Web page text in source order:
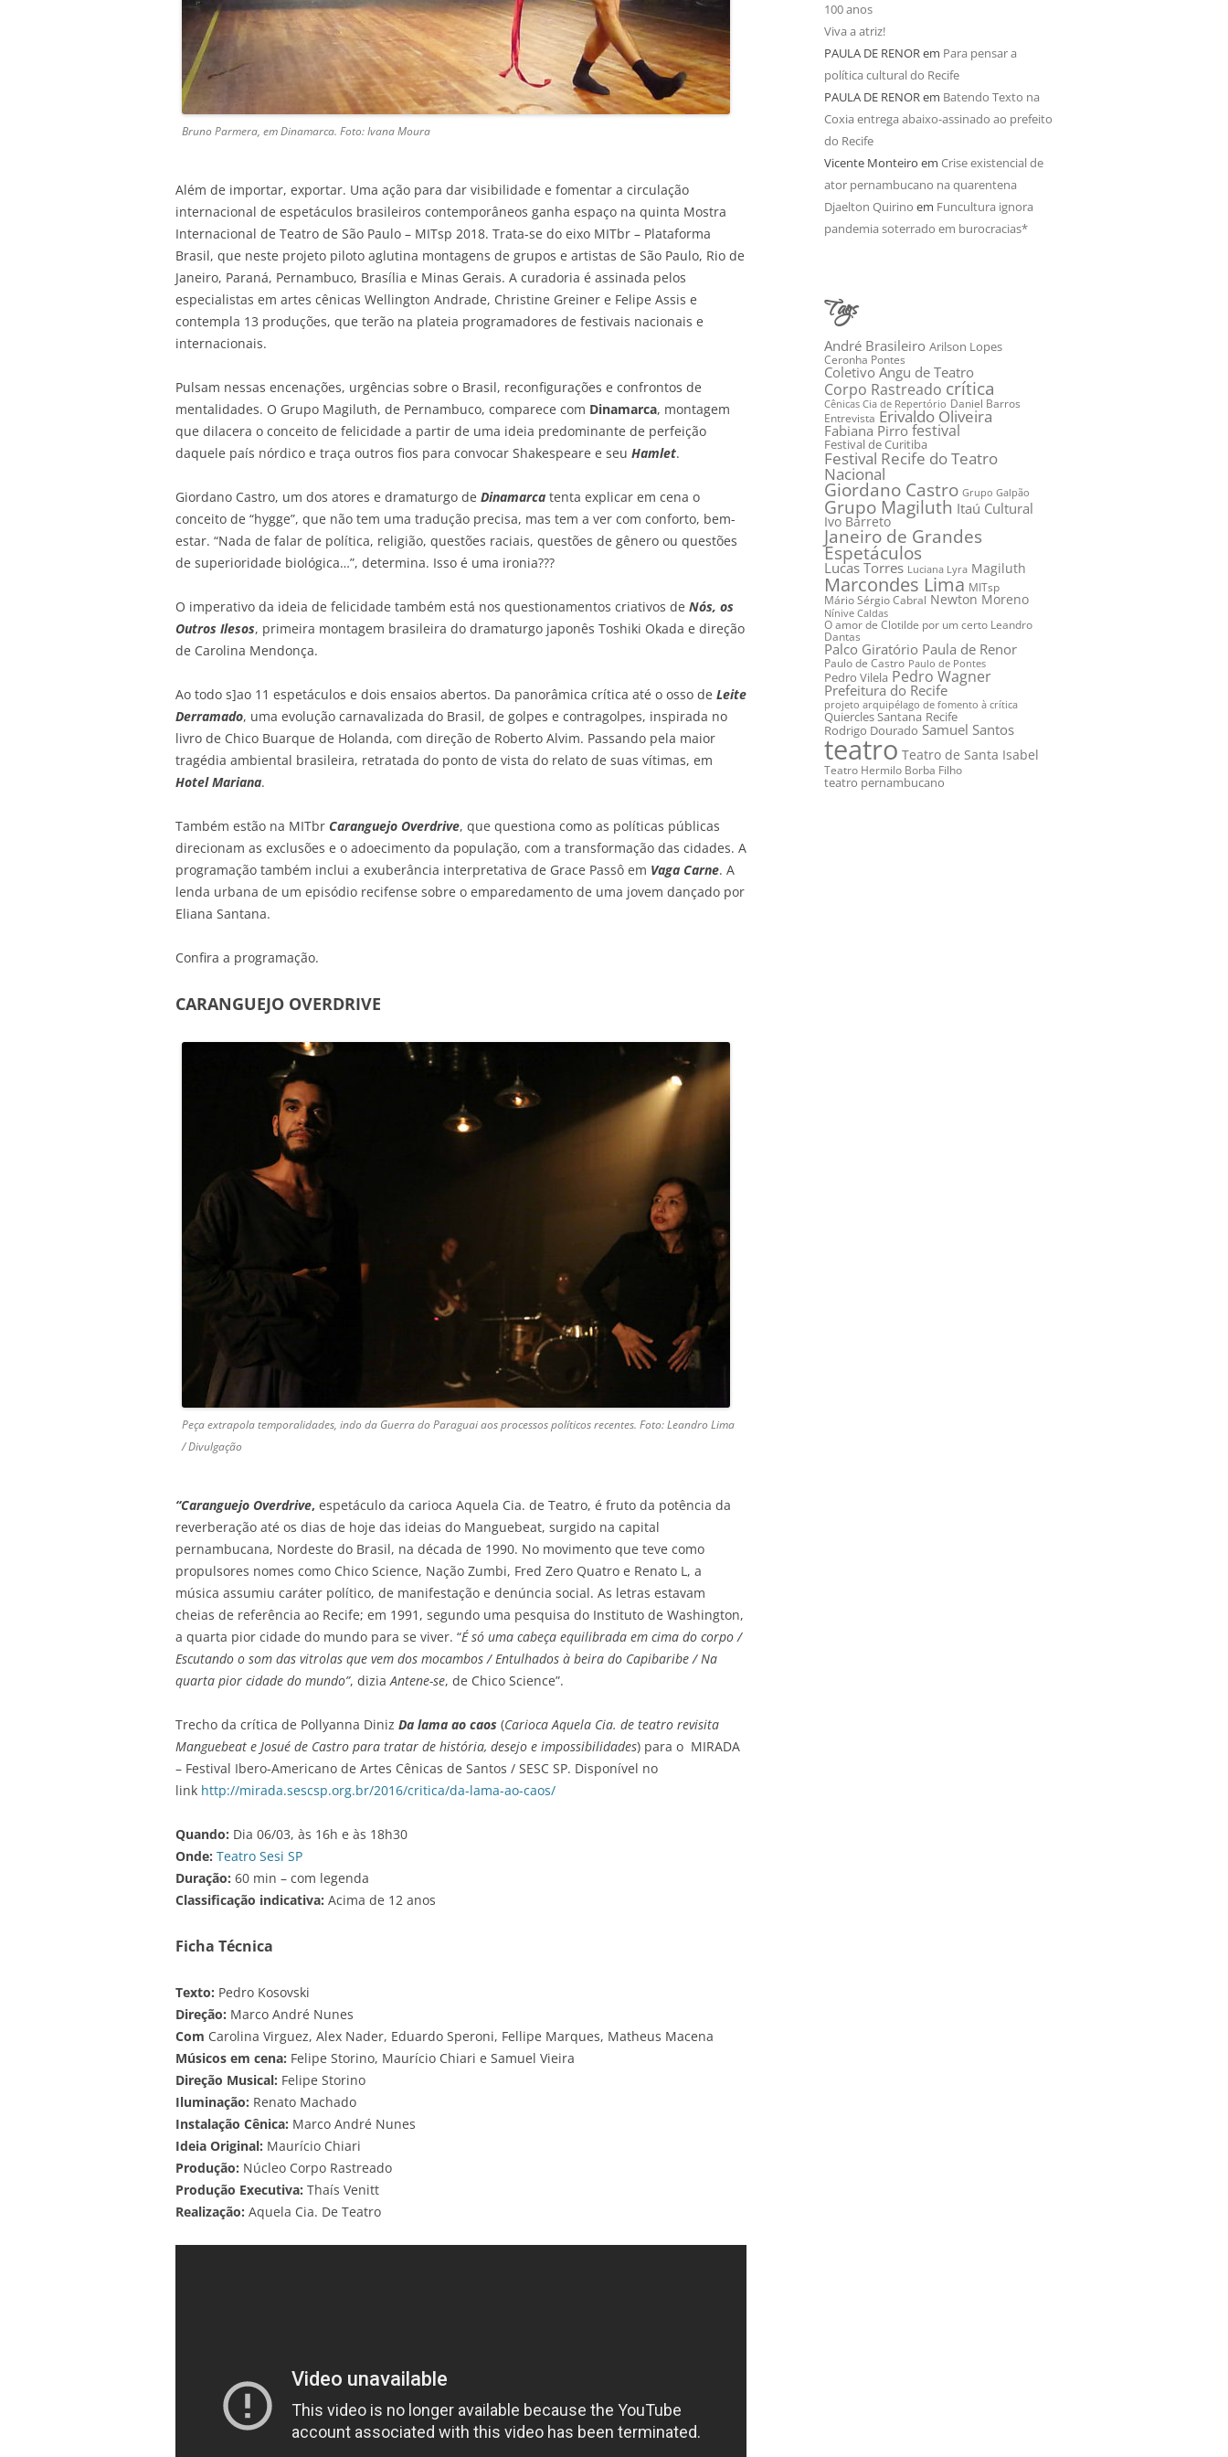
Bruno Parmera, em Dinamarca. Foto: Ivana Moura
Além de importar, exportar. Uma ação para dar visibilidade e fomentar a circulação
internacional de espetáculos brasileiros contemporâneos ganha espaço na quinta Mostra
Internacional de Teatro de São Paulo – MITsp 2018. Trata-se do eixo MITbr – Plataforma
Brasil, que neste projeto piloto aglutina montagens de grupos e artistas de São Paulo, Rio de
Janeiro, Paraná, Pernambuco, Brasília e Minas Gerais. A curadoria é assinada pelos
especialistas em artes cênicas Wellington Andrade, Christine Greiner e Felipe Assis e
contempla 13 produções, que terão na plateia programadores de festivais nacionais e
internacionais.
Pulsam nessas encenações, urgências sobre o Brasil, reconfigurações e confrontos de
mentalidades. O Grupo Magiluth, de Pernambuco, comparece com Dinamarca, montagem
que dilacera o conceito de felicidade a partir de uma ideia predominante de perfeição
daquele país nórdico e traça outros fios para convocar Shakespeare e seu Hamlet.
Giordano Castro, um dos atores e dramaturgo de Dinamarca tenta explicar em cena o
conceito de “hygge”, que não tem uma tradução precisa, mas tem a ver com conforto, bem-
estar. “Nada de falar de política, religião, questões raciais, questões de gênero ou questões
de superioridade biológica…”, determina. Isso é uma ironia???
O imperativo da ideia de felicidade também está nos questionamentos criativos de Nós, os
Outros Ilesos, primeira montagem brasileira do dramaturgo japonês Toshiki Okada e direção
de Carolina Mendonça.
Ao todo s]ao 11 espetáculos e dois ensaios abertos. Da panorâmica crítica até o osso de Leite
Derramado, uma evolução carnavalizada do Brasil, de golpes e contragolpes, inspirada no
livro de Chico Buarque de Holanda, com direção de Roberto Alvim. Passando pela maior
tragédia ambiental brasileira, retratada do ponto de vista do relato de suas vítimas, em
Hotel Mariana.
Também estão na MITbr Caranguejo Overdrive, que questiona como as políticas públicas
direcionam as exclusões e o adoecimento da população, com a transformação das cidades. A
programação também inclui a exuberância interpretativa de Grace Passô em Vaga Carne. A
lenda urbana de um episódio recifense sobre o emparedamento de uma jovem dançado por
Eliana Santana.
Confira a programação.
CARANGUEJO OVERDRIVE
Peça extrapola temporalidades, indo da Guerra do Paraguai aos processos políticos recentes. Foto: Leandro Lima
/ Divulgação
“Caranguejo Overdrive, espetáculo da carioca Aquela Cia. de Teatro, é fruto da potência da
reverberação até os dias de hoje das ideias do Manguebeat, surgido na capital
pernambucana, Nordeste do Brasil, na década de 1990. No movimento que teve como
propulsores nomes como Chico Science, Nação Zumbi, Fred Zero Quatro e Renato L, a
música assumiu caráter político, de manifestação e denúncia social. As letras estavam
cheias de referência ao Recife; em 1991, segundo uma pesquisa do Instituto de Washington,
a quarta pior cidade do mundo para se viver. “É só uma cabeça equilibrada em cima do corpo /
Escutando o som das vitrolas que vem dos mocambos / Entulhados à beira do Capibaribe / Na
quarta pior cidade do mundo”, diziaAntene-se, de Chico Science”.
Trecho da crítica de Pollyanna Diniz Da lama ao caos (Carioca Aquela Cia. de teatro revisita
Manguebeat e Josué de Castro para tratar de história, desejo e impossibilidades) para o MIRADA
– Festival Ibero-Americano de Artes Cênicas de Santos / SESC SP. Disponível no
link http://mirada.sescsp.org.br/2016/critica/da-lama-ao-caos/
Quando: Dia 06/03, às 16h e às 18h30
Onde: Teatro Sesi SP
Duração: 60 min – com legenda
Classificação indicativa: Acima de 12 anos
Ficha Técnica
Texto: Pedro Kosovski
Direção: Marco André Nunes
Com Carolina Virguez, Alex Nader, Eduardo Speroni, Fellipe Marques, Matheus Macena
Músicos em cena: Felipe Storino, Maurício Chiari e Samuel Vieira
Direção Musical: Felipe Storino
Iluminação: Renato Machado
Instalação Cênica: Marco André Nunes
Ideia Original: Maurício Chiari
Produção: Núcleo Corpo Rastreado
Produção Executiva: Thaís Venitt
Realização: Aquela Cia. De Teatro
100 anos
Viva a atriz!
PAULA DE RENORem Para pensar a
política cultural do Recife
PAULA DE RENORem Batendo Texto na
Coxia entrega abaixo-assinado ao prefeito
do Recife
Vicente Monteiro em Crise existencial de
ator pernambucano na quarentena
Djaelton Quirino em Funcultura ignora
pandemia soterrado em burocracias*
Tags
André Brasileiro Arilson Lopes
Ceronha Pontes
Coletivo Angu de Teatro
Corpo Rastreado crítica
Cênicas Cia de Repertório Daniel Barros
Entrevista Erivaldo Oliveira
Fabiana Pirro festival
Festival de Curitiba
Festival Recife do Teatro
Nacional
Giordano Castro Grupo Galpão
Grupo Magiluth Itaú Cultural
Ivo Barreto
Janeiro de Grandes
Espetáculos
Lucas Torres Luciana Lyra Magiluth
Marcondes Lima MITsp
Mário Sérgio Cabral Newton Moreno
Nínive Caldas
O amor de Clotilde por um certo Leandro
Dantas
Palco Giratório Paula de Renor
Paulo de Castro Paulo de Pontes
Pedro Vilela Pedro Wagner
Prefeitura do Recife
projeto arquipélago de fomento à crítica
Quiercles Santana Recife
Rodrigo Dourado Samuel Santos
teatro Teatro de Santa Isabel
Teatro Hermilo Borba Filho
teatro pernambucano